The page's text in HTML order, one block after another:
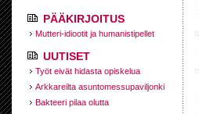
PÄÄKIRJOITUS
Mutteri-idiootit ja humanistipellet
UUTISET
Työt eivät hidasta opiskelua
Arkkareilta asuntomessupaviljonki
Bakteeri pilaa olutta